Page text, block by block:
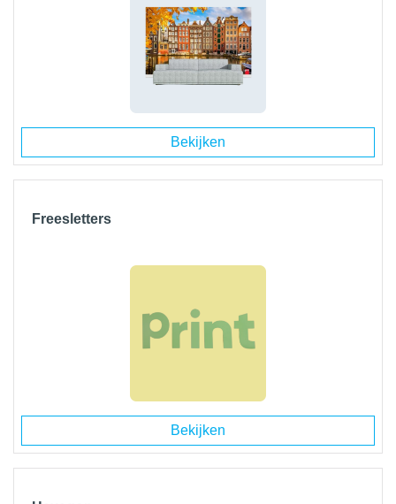
Bekijken
Freesletters
Bekijken